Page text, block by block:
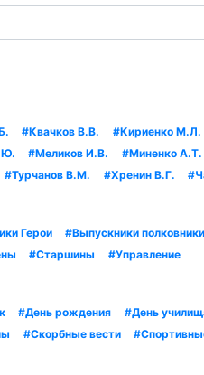
#Квачков В.В. #Кириенко М.Л.
#Меликов И.В. #Миненко А.Т.
#Турчанов В.М. #Хренин В.Г.
Герои #Выпускники полковники
#Старшины #Управление
#День рождения #День
#Скорбные вести